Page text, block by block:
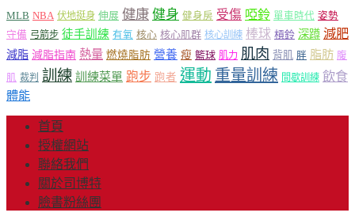
MLB NBA 伏地挺身 伸展 健康 健身 健身房 受傷 啞鈴 單車時代 姿勢
守備 弓箭步 徒手訓練 有氧 核心 核心肌群 核心訓練 棒球 槓鈴 深蹲 減肥
減脂 減脂指南 熱量 燃燒脂肪 營養 瘦 籃球 肌力 肌肉 背肌 胖 脂肪 腹
肌 裁判 訓練 訓練菜單 跑步 跑者 運動 重量訓練 間歇訓練 飲食
體能
首頁
授權網站
聯絡我們
關於司博特
臉書粉絲團